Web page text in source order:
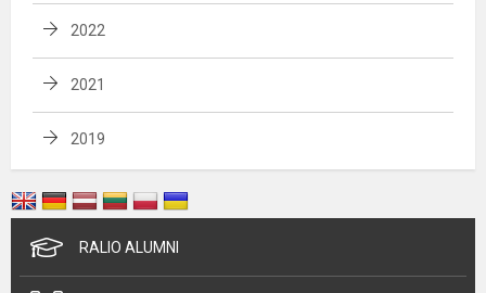
2022
2021
2019
RALIO ALUMNI